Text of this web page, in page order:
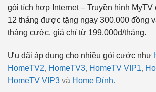
gói tích hợp Internet – Truyền hình MyTV
12 tháng được tặng ngay 300.000 đồng
tháng cước, giá chỉ từ 199.000đ/tháng.
Ưu đãi áp dụng cho nhiều gói cước như
HomeTV2, HomeTV3, HomeTV VIP1,
HomeTV VIP3 và Home Đỉnh.